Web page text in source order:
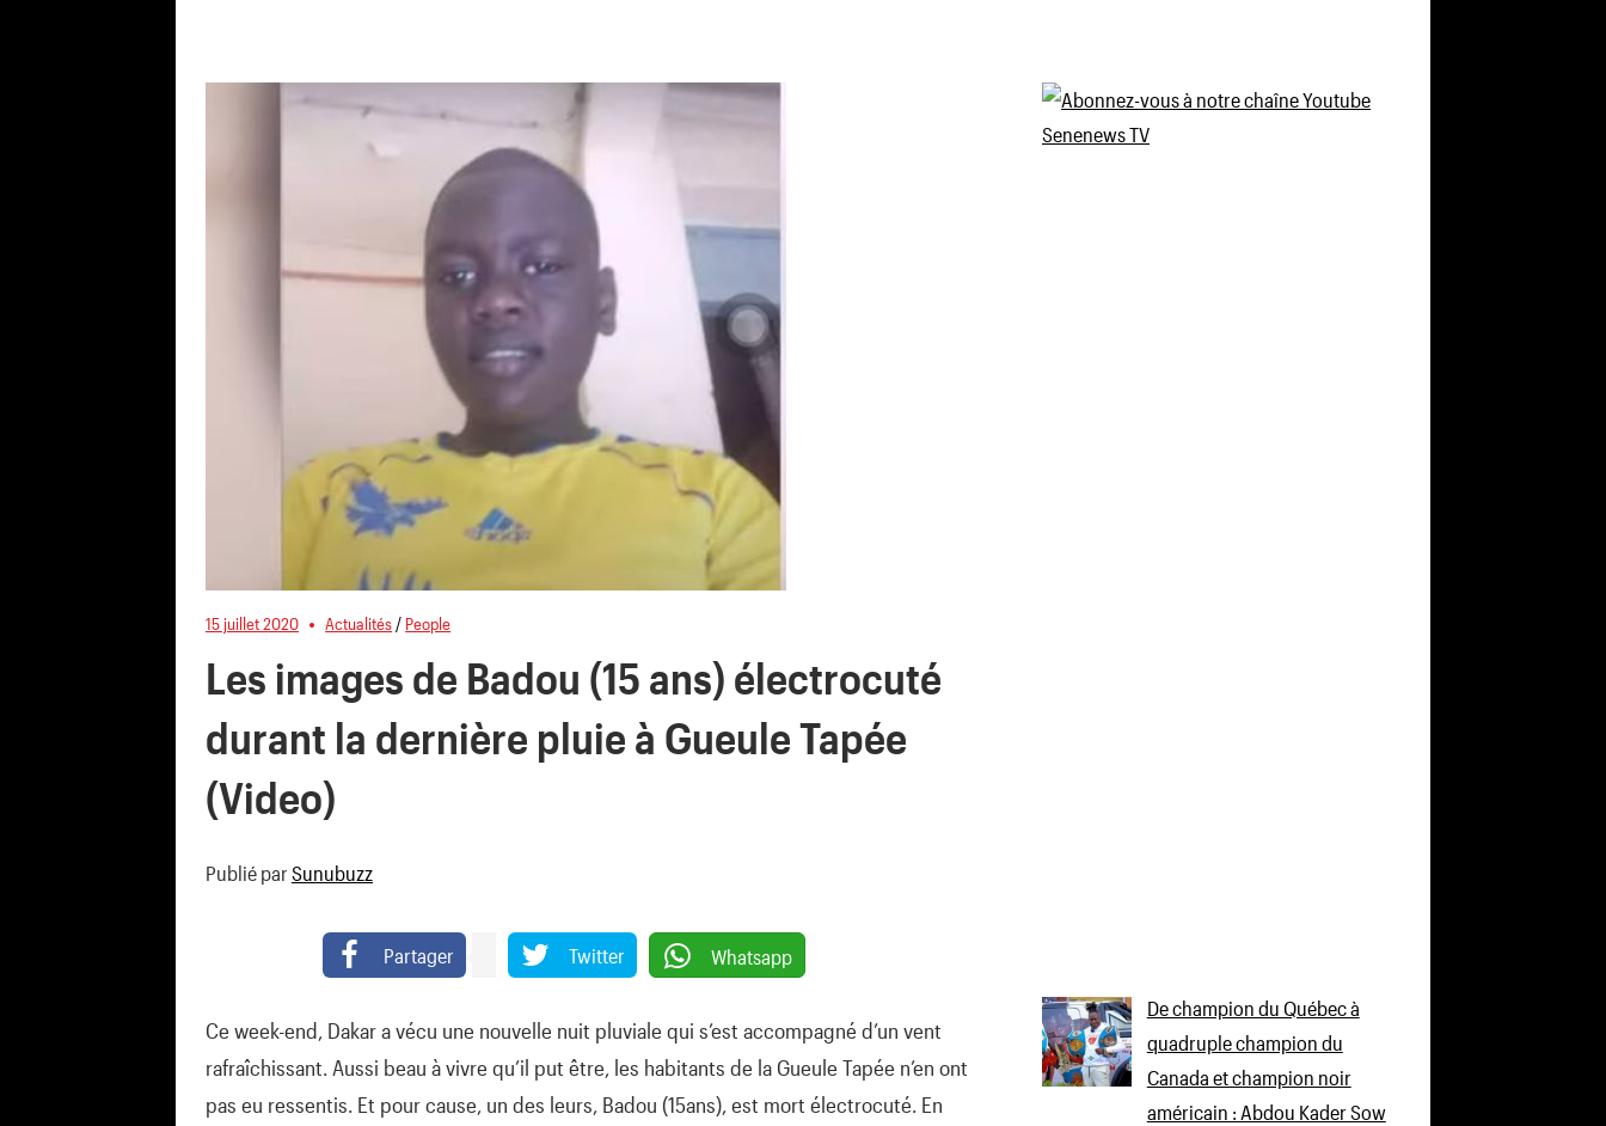
15 juillet 2020 Actualités / People
Les images de Badou (15 ans) électrocuté
durant la dernière pluie à Gueule Tapée
(Video)
Publié par Sunubuzz
Partager Twitter Whatsapp
Ce week-end, Dakar a vécu une nouvelle nuit pluviale qui s’est accompagné d’un vent
rafraîchissant. Aussi beau à vivre qu’il put être, les habitants de la Gueule Tapée n’en ont
pas eu ressentis. Et pour cause, un des leurs, Badou (15ans), est mort électrocuté. En
De champion du Québec à
quadruple champion du
Canada et champion noir
américain : Abdou Kader Sow